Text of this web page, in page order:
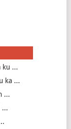
ku ...
ka ...
...
...